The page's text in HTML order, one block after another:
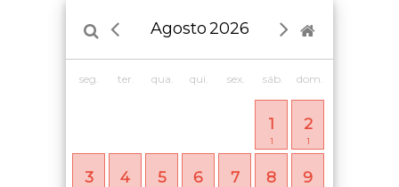
Agosto2026
seg. ter. qua. qui. sex. sáb. dom.
1
1
2
1
3 4 5 6 7 8 9